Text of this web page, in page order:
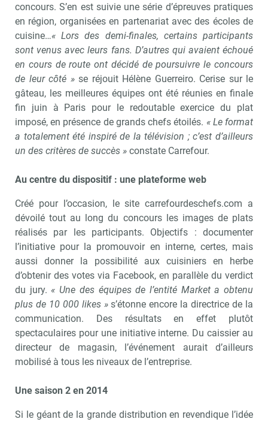
concours. S’en est suivie une série d’épreuves pratiques
en région, organisées en partenariat avec des écoles de
cuisine…« Lors des demi-finales, certains participants
sont venus avec leurs fans. D’autres qui avaient échoué
en cours de route ont décidé de poursuivre le concours
de leur côté »se réjouit Hélène Guerreiro. Cerise sur le
gâteau, les meilleures équipes ont été réunies en finale
fin juin à Paris pour le redoutable exercice du plat
imposé, en présence de grands chefs étoilés. « Le format
a totalement été inspiré de la télévision ; c’est d’ailleurs
un des critères de succès » constate Carrefour.
Au centre du dispositif : une plateforme web
Créé pour l’occasion, le site carrefourdeschefs.com a
dévoilé tout au long du concours les images de plats
réalisés par les participants. Objectifs : documenter
l’initiative pour la promouvoir en interne, certes, mais
aussi donner la possibilité aux cuisiniers en herbe
d’obtenir des votes via Facebook, en parallèle du verdict
du jury. « Une des équipes de l’entité Market a obtenu
plus de 10 000 likes »s’étonne encore la directrice de la
communication. Des résultats en effet plutôt
spectaculaires pour une initiative interne. Du caissier au
directeur de magasin, l’événement aurait d’ailleurs
mobilisé à tous les niveaux de l’entreprise.
Une saison 2 en 2014
Si le géant de la grande distribution en revendique l’idée